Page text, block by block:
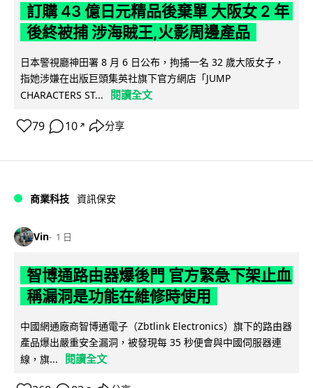
訂購 43 億日元精品後棄單 大阪女 2 年
後終被捕 涉海賊王,火影周邊產品
日本警視廳神田署 8 月 6 日公布，拘捕一名 32 歲大阪女子，
指她涉嫌在出版巨頭集英社旗下官方網店「JUMP
CHARACTERS ST...
閱讀全文
79 10 ↗ 分享
商業科技 資訊保安
Vin 1 日
智博通路由器爆後門 官方緊急下架止血
稱漏洞是功能在維修時使用
中國網通廠商智博通電子（Zbtlink Electronics）旗下的路由器
產品爆出嚴重安全漏洞，被發現每 35 秒便會與中國伺服器連
線，旗...
閱讀全文